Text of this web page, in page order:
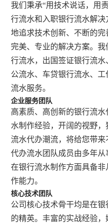
我们秉承“用技术说话，用
行流水和入职银行流水解
地追求技术创新、不断的
完美、专业的解决方案。
行流水，出国签证银行流
公流水、车贷银行流水、
流水服务。
企业服务团队
高素质、高创新的银行流
水制作经验，开阔的视野
流水代办潮流，将给您带
代办流水团队成员由多年从
在银行流水制作方面具备
作能力。
核心技术团队
公司核心技术骨干均是在
的精英。丰富的实战经验